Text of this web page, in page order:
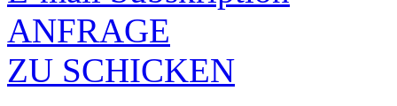
ANFRAGE
ZU SCHICKEN